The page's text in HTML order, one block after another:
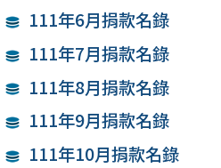
111年6月捐款名錄
111年7月捐款名錄
111年8月捐款名錄
111年9月捐款名錄
111年10月捐款名錄